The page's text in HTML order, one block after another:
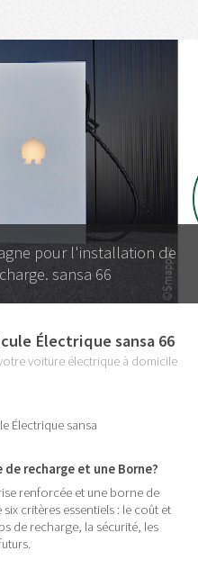
pour l'installation de
sansa 66
Électrique sansa 66
voiture électrique à domicile
recharge et une Borne?
renforcée et une borne de
critères essentiels : le coût et
de recharge, la sécurité, les